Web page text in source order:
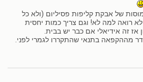
של אבקת קליפות פסיליום (ולא כל
רואה למה לא! וגם צריך כמות יחסית
אז זה אידיאלי אם כבר יש בבית.